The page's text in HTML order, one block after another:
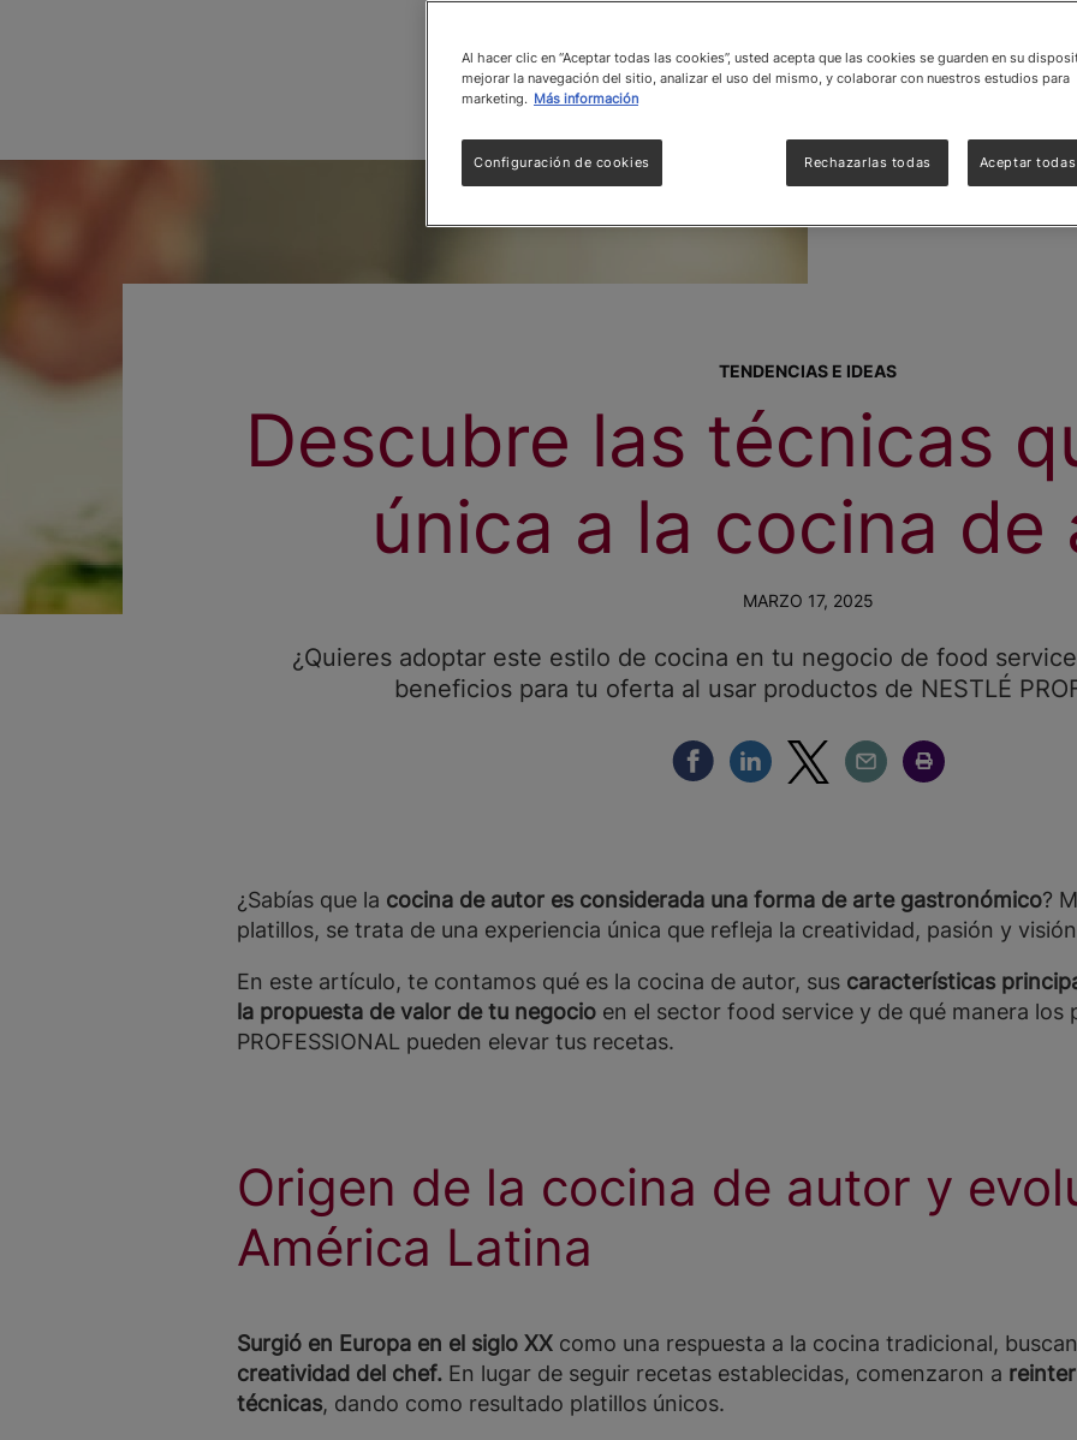
TENDENCIAS E IDEAS
Descubre las técnicas
única a la cocina de
MARZO 17, 2025
¿Quieres adoptar este estilo de cocina en tu negocio de food
beneficios para tu oferta al usar productos de NESTLÉ
Compartir Facebook
Compartir Linkedin
Compartir Twitter
Compartir Email
Compartir Imprimir
¿Sabías que la cocina de autor es considerada una forma de arte gastronómico?
platillos, se trata de una experiencia única que refleja la creatividad, pasión y
En este artículo, te contamos qué es la cocina de autor, sus características
la propuesta de valor de tu negocio en el sector food service y de qué manera los
PROFESSIONAL pueden elevar tus recetas.
Origen de la cocina de autor y
América Latina
Surgió en Europa en el siglo XX como una respuesta a la cocina tradicional,
creatividad del chef. En lugar de seguir recetas establecidas, comenzaron a
técnicas, dando como resultado platillos únicos.
Al hacer clic en “Aceptar todas las cookies”, usted acepta que las cookies se guarden en su
mejorar la navegación del sitio, analizar el uso del mismo, y colaborar con nuestros estudios para
marketing. Más información
Rechazarlas todas Aceptar
Configuración de cookies